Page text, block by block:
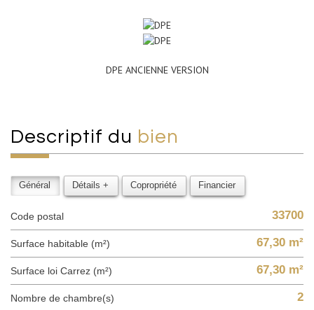
DPE ANCIENNE VERSION
descriptif du bien
Général Détails + Copropriété Financier
Code postal 33700
Surface habitable (m²) 67,30 m²
Surface loi Carrez (m²) 67,30 m²
Nombre de chambre(s) 2